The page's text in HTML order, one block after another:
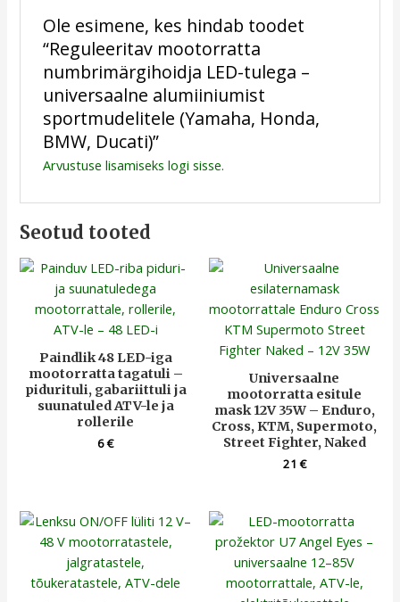
Ole esimene, kes hindab toodet
“Reguleeritav mootorratta
numbrimärgihoidja LED-tulega –
universaalne alumiiniumist
sportmudelitele (Yamaha, Honda,
BMW, Ducati)”
Arvustuse lisamiseks logi sisse.
Seotud tooted
Paindlik 48 LED-iga
mootorratta tagatuli –
pidurituli, gabariittuli ja
suunatuled ATV-le ja
rollerile
6€
Universaalne
mootorratta esitule
mask 12V 35W – Enduro,
Cross, KTM, Supermoto,
Street Fighter, Naked
21€